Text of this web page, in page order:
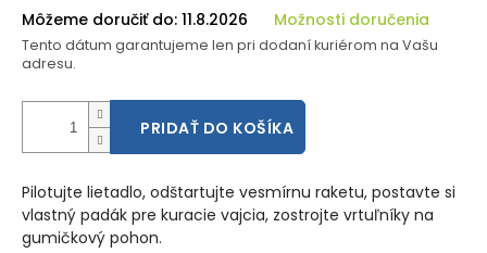
Môžeme doručiť do: 11.8.2026 Možnosti doručenia
Tento dátum garantujeme len pri dodaní kuriérom na Vašu
adresu.
PRIDAŤ DO KOŠÍKA
Pilotujte lietadlo, odštartujte vesmírnu raketu, postavte si
vlastný padák pre kuracie vajcia, zostrojte vrtuľníky na
gumičkový pohon.